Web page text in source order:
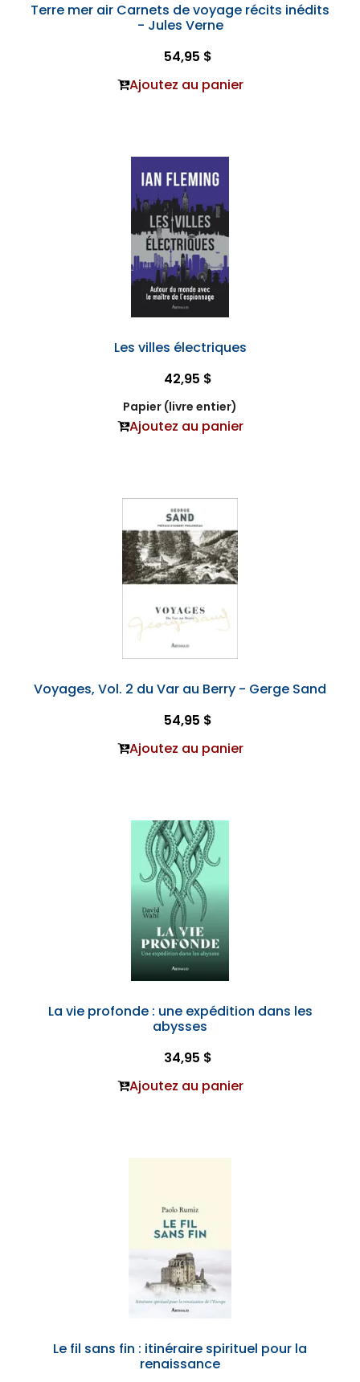
Terre mer air Carnets de voyage récits inédits
- Jules Verne
54,95 $
Ajoutez au panier
Les villes électriques
42,95 $
Papier (livre entier)
Ajoutez au panier
Voyages, Vol. 2 du Var au Berry - Gerge Sand
54,95 $
Ajoutez au panier
La vie profonde : une expédition dans les
abysses
34,95 $
Ajoutez au panier
Le fil sans fin : itinéraire spirituel pour la
renaissance